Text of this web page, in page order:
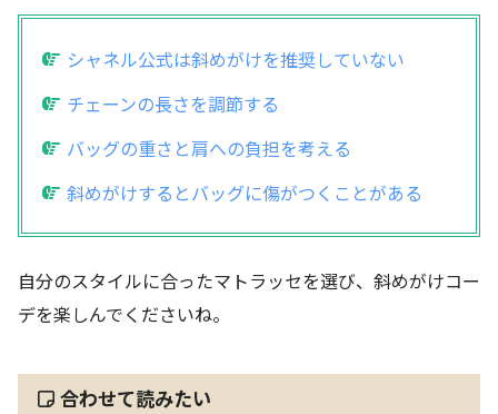
シャネル公式は斜めがけを推奨していない
チェーンの長さを調節する
バッグの重さと肩への負担を考える
斜めがけするとバッグに傷がつくことがある
自分のスタイルに合ったマトラッセを選び、斜めがけコー
デを楽しんでくださいね。
合わせて読みたい